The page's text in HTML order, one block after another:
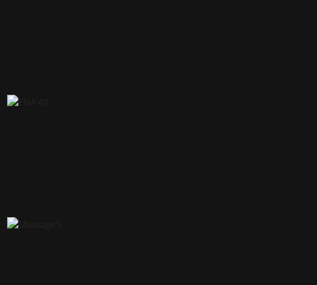
AMICALE LAÏQUE LA CHAPELLE-HEULIN
ENA 49